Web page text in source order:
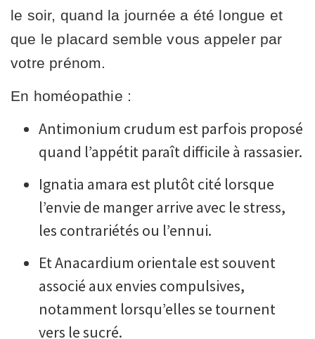
le soir, quand la journée a été longue et
que le placard semble vous appeler par
votre prénom.
En homéopathie :
Antimonium crudum est parfois proposé
quand l’appétit paraît difficile à rassasier.
Ignatia amara est plutôt cité lorsque
l’envie de manger arrive avec le stress,
les contrariétés ou l’ennui.
Et Anacardium orientale est souvent
associé aux envies compulsives,
notamment lorsqu’elles se tournent
vers le sucré.